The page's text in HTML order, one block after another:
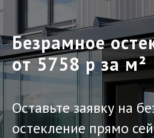
Безрамное
от 5758 р за м²
Оставьте заявку на
остекление прямо